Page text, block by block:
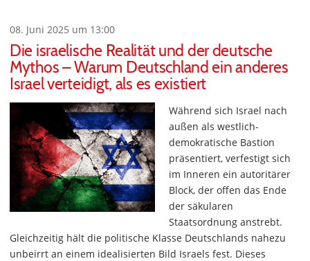
08. Juni 2025 um 13:00
Die israelische Realität und der deutsche
Mythos – Warum Deutschland ein anderes
Israel verteidigt, als es existiert
Während sich Israel nach
außen als westlich-
demokratische Bastion
präsentiert, verfestigt sich
im Inneren ein autoritärer
Block, der offen das Ende
der säkularen
Staatsordnung anstrebt.
Gleichzeitig hält die politische Klasse Deutschlands nahezu
unbeirrt an einem idealisierten Bild Israels fest. Dieses